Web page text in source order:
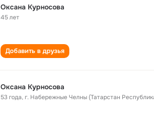
Оксана Курносова
45 лет
Добавить в друзья
Оксана Курносова
53 года,г. Набережные Челны (Татарстан